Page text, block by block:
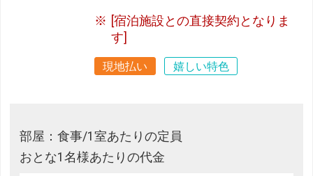
[宿泊施設との直接契約となりま
す]
現地払い 嬉しい特色
部屋：食事/1室あたりの定員
おとな1名様あたりの代金